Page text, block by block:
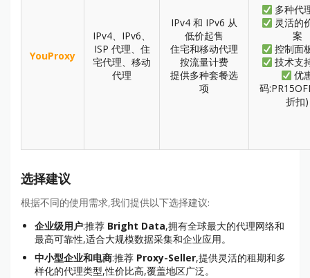
YouProxy
IPv4、IPv6、
ISP 代理、住
宅代理、移动
代理
IPv4 和 IPv6 从
低价起售
住宅和移动代理
按流量计费
提供多种套餐选
项
多种代
灵活的
案
控制面
技术支
优
码
折扣)
选择建议
根据不同的使用需求,我们提供以下选择建议:
企业级用户:推荐 Bright Data,拥有全球最大的代理网络和
最高可靠性,适合大规模数据采集和企业应用。
中小型企业和电商:推荐 Proxy-Seller,提供灵活的租期和多
样化的代理类型,性价比高,覆盖地区广泛。